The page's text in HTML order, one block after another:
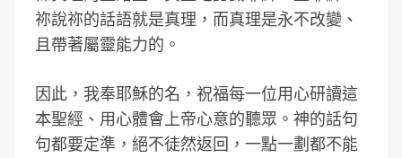
祢說祢的話語就是真理，而真理是永不改變、
且帶著屬靈能力的。
因此，我奉耶穌的名，祝福每一位用心研讀這
本聖經、用心體會上帝心意的聽眾。神的話句
句都要定準，絕不徒然返回，一點一劃都不能